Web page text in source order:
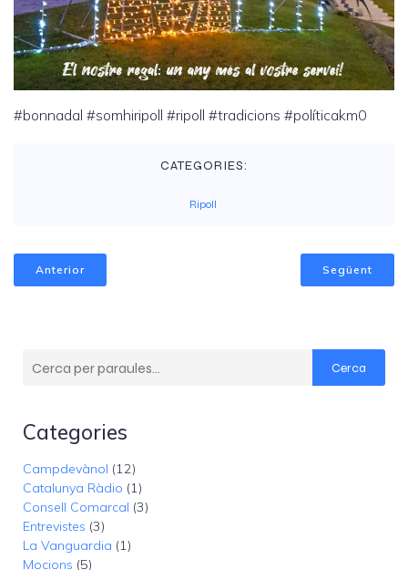
#bonnadal #somhiripoll #ripoll #tradicions #políticakm0
CATEGORIES:
Ripoll
Anterior Següent
Cerca
Categories
Campdevànol (12)
Catalunya Ràdio (1)
Consell Comarcal (3)
Entrevistes (3)
La Vanguardia (1)
Mocions (5)